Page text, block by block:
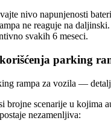
nivo napunjenosti
ne reaguje na
svakih 6 meseci.
parking
brojne scenarije u kojima
nezamenljiva: